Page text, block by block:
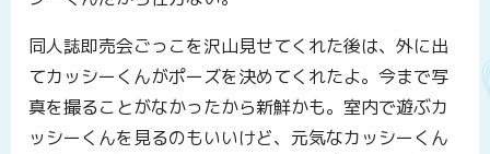
同人誌即売会ごっこを沢山見せてくれた後は、外に出
てカッシーくんがポーズを決めてくれたよ。今まで写
真を撮ることがなかったから新鮮かも。室内で遊ぶカ
ッシーくんを見るのもいいけど、元気なカッシーくん